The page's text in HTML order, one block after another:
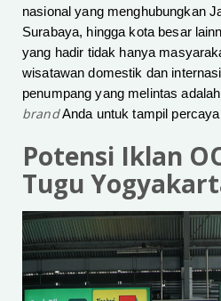
nasional yang menghubungkan
Surabaya, hingga kota besar
yang hadir tidak hanya
wisatawan domestik dan
penumpang yang melintas
brandAnda untuk tampil
Potensi Iklan
Tugu